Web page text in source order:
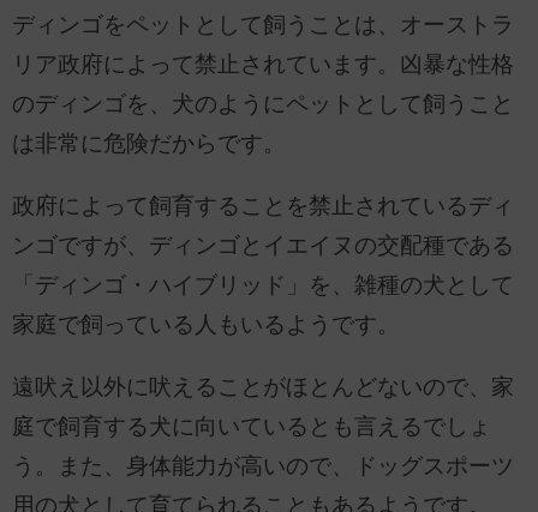
ディンゴをペットとして飼うことは、オーストラ
リア政府によって禁止されています。凶暴な性格
のディンゴを、犬のようにペットとして飼うこと
は非常に危険だからです。
政府によって飼育することを禁止されているディ
ンゴですが、ディンゴとイエイヌの交配種である
「ディンゴ・ハイブリッド」を、雑種の犬として
家庭で飼っている人もいるようです。
遠吠え以外に吠えることがほとんどないので、家
庭で飼育する犬に向いているとも言えるでしょ
う。また、身体能力が高いので、ドッグスポーツ
用の犬として育てられることもあるようです。